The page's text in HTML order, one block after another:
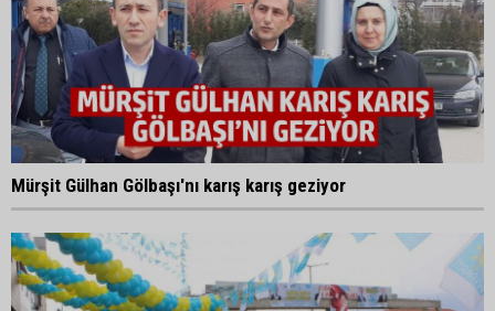
Mürşit Gülhan Gölbaşı'nı karış karış geziyor